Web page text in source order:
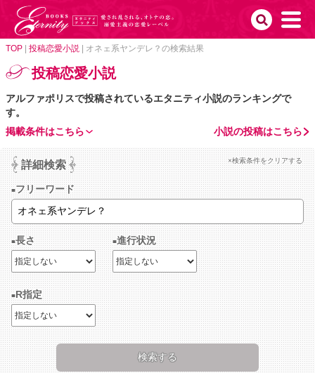
TOP 投稿恋愛小説 オネェ系ヤンデレ？の検索結果
投稿恋愛小説
アルファポリスで投稿されているエタニティ小説のランキングで
す。
小説の投稿はこちら
掲載条件はこちら
詳細検索 ×検索条件をクリアする
フリーワード
長さ 進行状況
R指定